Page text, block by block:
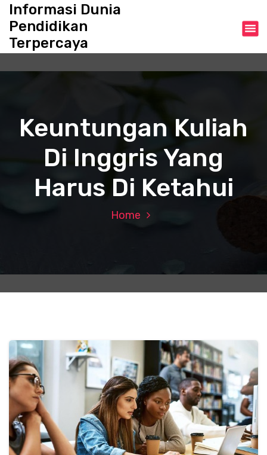
o
Informasi Dunia
Pendidikan
Terpercaya
Keuntungan Kuliah
Di Inggris Yang
Harus Di Ketahui
Home